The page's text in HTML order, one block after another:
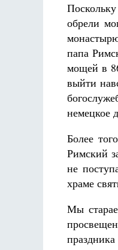
обрели
папа
мощей в
выйти
немецкое
Более
Римский
не
храме
Мы